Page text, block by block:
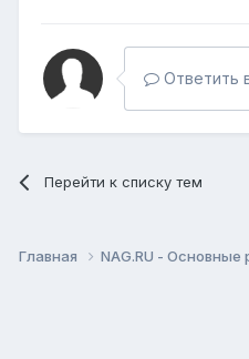
Ответить
Перейти к списку тем
Главная NAG.RU - Основные